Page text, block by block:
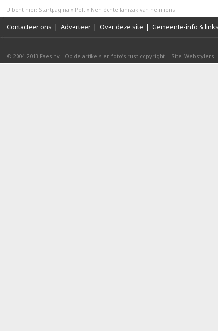
U bent hier: Startpagina » Pelt » Nen èchte lamzak van ne miens
Contacteer ons | Adverteer | Over deze site | Gemeente-info & links
© 2004-2013 Faes nv - Op de artikels en foto’s rust copyright | Site: Webstylers